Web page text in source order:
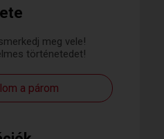
meg vele!
történetedet!
a párom